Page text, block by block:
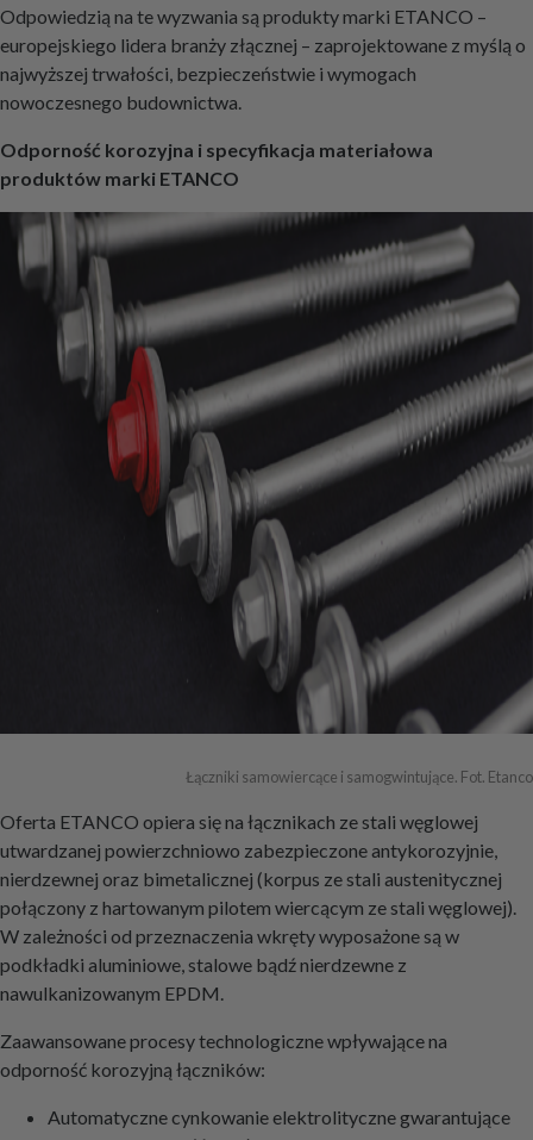
Odpowiedzią na te wyzwania są produkty marki ETANCO –
europejskiego lidera branży złącznej – zaprojektowane z myślą o
najwyższej trwałości, bezpieczeństwie i wymogach
nowoczesnego budownictwa.
Odporność korozyjna i specyfikacja materiałowa
produktów marki ETANCO
Łączniki samowiercące i samogwintujące. Fot. Etanco
Oferta ETANCO opiera się na łącznikach ze stali węglowej
utwardzanej powierzchniowo zabezpieczone antykorozyjnie,
nierdzewnej oraz bimetalicznej (korpus ze stali austenitycznej
połączony z hartowanym pilotem wiercącym ze stali węglowej).
W zależności od przeznaczenia wkręty wyposażone są w
podkładki aluminiowe, stalowe bądź nierdzewne z
nawulkanizowanym EPDM.
Zaawansowane procesy technologiczne wpływające na
odporność korozyjną łączników:
Automatyczne cynkowanie elektrolityczne gwarantujące